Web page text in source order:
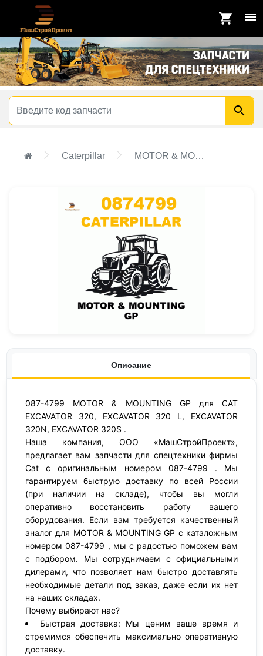
Caterpillar MOTOR & MOUNTING GP
Описание
087-4799 MOTOR & MOUNTING GP для CAT
EXCAVATOR 320, EXCAVATOR 320 L, EXCAVATOR
320N, EXCAVATOR 320S .
Наша компания, ООО «МашСтройПроект»,
предлагает вам запчасти для спецтехники фирмы
Cat с оригинальным номером 087-4799 . Мы
гарантируем быструю доставку по всей России
(при наличии на складе), чтобы вы могли
оперативно восстановить работу вашего
оборудования. Если вам требуется качественный
аналог для MOTOR & MOUNTING GP с каталожным
номером 087-4799 , мы с радостью поможем вам
с подбором. Мы сотрудничаем с официальными
дилерами, что позволяет нам быстро доставлять
необходимые детали под заказ, даже если их нет
на наших складах.
Почему выбирают нас?
Быстрая доставка: Мы ценим ваше время и
стремимся обеспечить максимально оперативную
доставку.